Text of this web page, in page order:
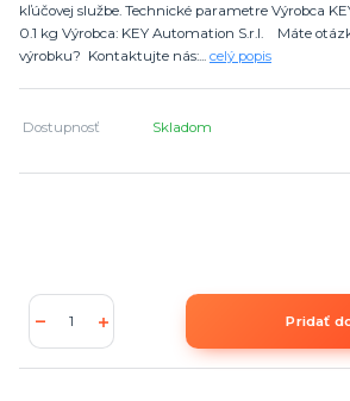
kľúčovej službe. Technické parametre Výrobca
0.1 kg Výrobca: KEY Automation S.r.l. Máte
výrobku? Kontaktujte nás:... celý popis
Dostupnosť Skladom
Pridať